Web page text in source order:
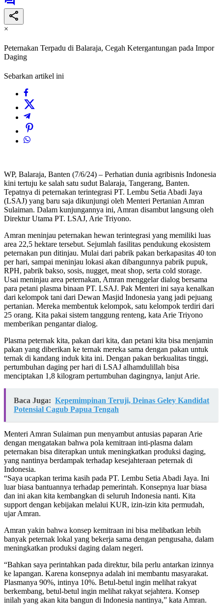
×
Peternakan Terpadu di Balaraja, Cegah Ketergantungan pada Impor
Daging
Sebarkan artikel ini
WP, Balaraja, Banten (7/6/24) – Perhatian dunia agribisnis Indonesia
kini tertuju ke salah satu sudut Balaraja, Tangerang, Banten.
Tepatnya di peternakan terintegrasi PT. Lembu Setia Abadi Jaya
(LSAJ) yang baru saja dikunjungi oleh Menteri Pertanian Amran
Sulaiman. Dalam kunjungannya ini, Amran disambut langsung oleh
Direktur Utama PT. LSAJ, Arie Triyono.
Amran meninjau peternakan hewan terintegrasi yang memiliki luas
area 22,5 hektare tersebut. Sejumlah fasilitas pendukung ekosistem
peternakan pun ditinjau. Mulai dari pabrik pakan berkapasitas 40 ton
per hari, sampai meninjau lokasi akan dibangunnya pabrik pupuk,
RPH, pabrik bakso, sosis, nugget, meat shop, serta cold storage.
Usai meninjau area peternakan, Amran menggelar dialog bersama
para petani plasma binaan PT. LSAJ. Pak Menteri ini saya kenalkan
dari kelompok tani dari Dewan Masjid Indonesia yang jadi pejuang
pertanian. Mereka membentuk kelompok, satu kelompok terdiri dari
25 orang. Kita pakai sistem tanggung renteng, kata Arie Triyono
memberikan pengantar dialog.
Plasma peternak kita, pakan dari kita, dan petani kita bisa menjamin
pakan yang diberikan ke ternak mereka sama dengan pakan untuk
ternak di kandang induk kita ini. Dengan pakan berkualitas tinggi,
pertumbuhan daging per hari di LSAJ alhamdulillah bisa
menciptakan 1,8 kilogram pertumbuhan dagingnya, lanjut Arie.
Baca Juga: Kepemimpinan Teruji, Deinas Geley Kandidat
Potensial Cagub Papua Tengah
Menteri Amran Sulaiman pun menyambut antusias paparan Arie
dengan mengatakan bahwa pola kemitraan inti-plasma dalam
peternakan bisa diterapkan untuk meningkatkan produksi daging,
yang nantinya berdampak terhadap kesejahteraan peternak di
Indonesia.
“Saya ucapkan terima kasih pada PT. Lembu Setia Abadi Jaya. Ini
luar biasa bantuannya terhadap pemerintah. Konsepnya luar biasa
dan ini akan kita kembangkan di seluruh Indonesia nanti. Kita
support dengan kebijakan melalui KUR, izin-izin kita permudah,
ujar Amran.
Amran yakin bahwa konsep kemitraan ini bisa melibatkan lebih
banyak peternak lokal yang bekerja sama dengan pengusaha, dalam
meningkatkan produksi daging dalam negeri.
“Bahkan saya perintahkan pada direktur, bila perlu antarkan izinnya
ke lapangan. Karena konsepnya adalah ini membantu masyarakat.
Plasmanya 90%, intinya 10%. Betul-betul ingin melihat rakyat
berkembang, betul-betul ingin melihat rakyat sejahtera. Konsep
inilah yang akan kita bangun di Indonesia nantinya,” kata Amran.